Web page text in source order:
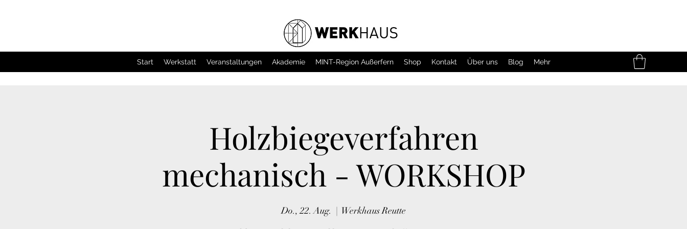
Start Werkstatt Veranstaltungen Akademie MINT-Region Außerfern Shop Kontakt Über uns Blog Mehr
Holzbiegeverfahren
mechanisch - WORKSHOP
Do., 22. Aug.
  |
Werkhaus Reutte